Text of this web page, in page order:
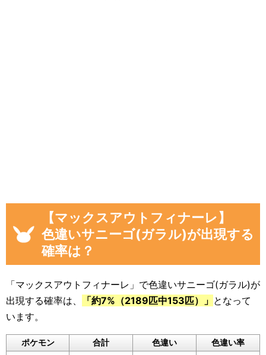
画像や集計結果の分母（見つけた数）には、
「現時点のサニーゴ(ガラル)を見つけた数(イベ
ント開始後)」から「イベント開始前のサニーゴ
(ガラル)を見つけた数」を引いた数が自動計算
され反映されるようになっています。
色違いに遭遇していない場合でも、通常のポケ
モンに遭遇した数をぜひ教えてください。
の内容は画像に反映されるほか、フォームの下
【マックスアウトフィナーレ】
色違いサニーゴ(ガラル)が出現する
確率は？
「マックスアウトフィナーレ」で色違いサニーゴ(ガラル)が
出現する確率は、
「約7%（2189匹中153匹）」 となって
います。
ポケモン 合計 色違い 色違い率